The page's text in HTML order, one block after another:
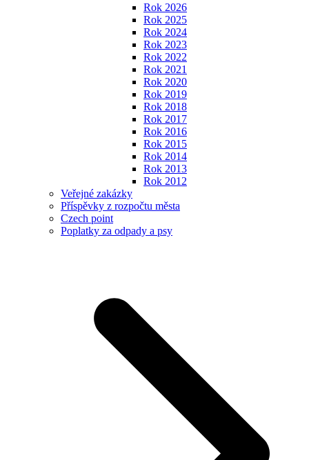
Rok 2026
Rok 2025
Rok 2024
Rok 2023
Rok 2022
Rok 2021
Rok 2020
Rok 2019
Rok 2018
Rok 2017
Rok 2016
Rok 2015
Rok 2014
Rok 2013
Rok 2012
Veřejné zakázky
Příspěvky z rozpočtu města
Czech point
Poplatky za odpady a psy